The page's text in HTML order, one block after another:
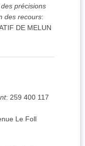
précisions
des recours:
DE MELUN
: 259 400 117
Le Foll